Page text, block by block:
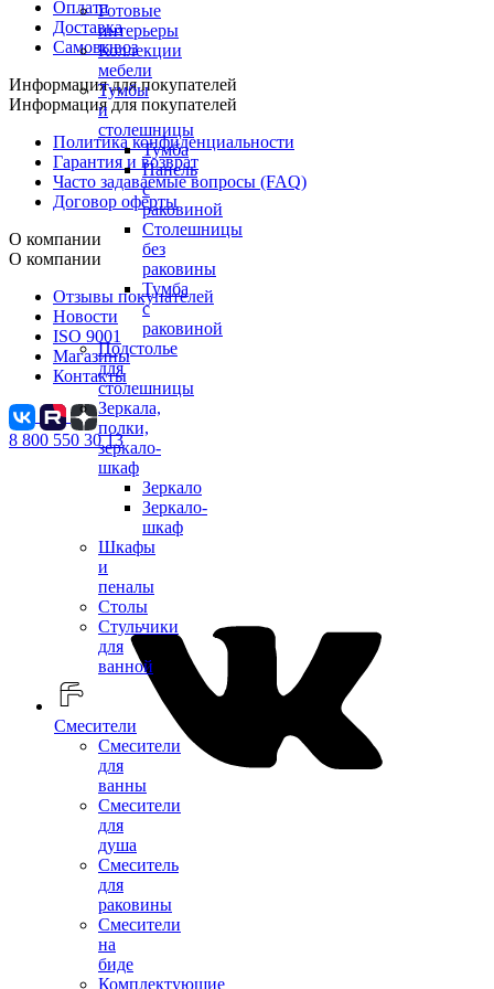
Готовые
интерьеры
Коллекции
мебели
Тумбы
и
столешницы
Тумба
Панель
с
раковиной
Столешницы
без
раковины
Тумба
с
раковиной
Подстолье
для
столешницы
Зеркала,
полки,
зеркало-
шкаф
Зеркало
Зеркало-
шкаф
Шкафы
и
пеналы
Столы
Стульчики
для
ванной
Смесители
Смесители
для
ванны
Смесители
для
душа
Смеситель
для
раковины
Смесители
на
биде
Комплектующие
Оплата
Доставка
Самовывоз
Информация для покупателей
Информация для покупателей
Политика конфиденциальности
Гарантия и возврат
Часто задаваемые вопросы (FAQ)
Договор оферты
О компании
О компании
Отзывы покупателей
Новости
ISO 9001
Магазины
Контакты
8 800 550 30 13